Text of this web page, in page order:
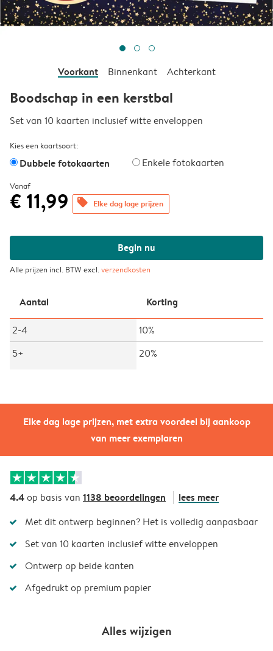
Elke dag lage prijzen, met extra voordeel bij aankoop
van meer exemplaren
Voorkant Binnenkant Achterkant
Boodschap in een kerstbal
Set van 10 kaarten inclusief witte enveloppen
Kies een kaartsoort:
Dubbele fotokaarten Enkele fotokaarten
Vanaf
€ 11,99 offers Elke dag lage prijzen
Begin nu
Alle prijzen incl. BTW excl.verzendkosten
Aantal Korting
2-4
10%
5+
20%
4.4op basis van 1138 beoordelingen lees meer
Met dit ontwerp beginnen? Het is volledig aanpasbaar
Set van 10 kaarten inclusief witte enveloppen
Ontwerp op beide kanten
Afgedrukt op premium papier
Alles wijzigen